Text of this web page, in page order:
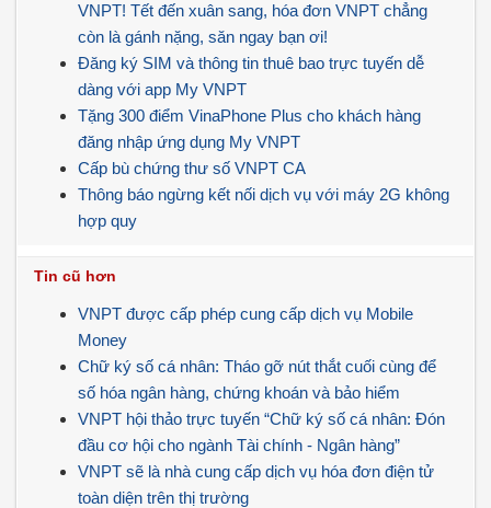
VNPT! Tết đến xuân sang, hóa đơn VNPT chẳng
còn là gánh nặng, săn ngay bạn ơi!
Đăng ký SIM và thông tin thuê bao trực tuyến dễ
dàng với app My VNPT
Tặng 300 điểm VinaPhone Plus cho khách hàng
đăng nhập ứng dụng My VNPT
Cấp bù chứng thư số VNPT CA
Thông báo ngừng kết nối dịch vụ với máy 2G không
hợp quy
Tin cũ hơn
VNPT được cấp phép cung cấp dịch vụ Mobile
Money
Chữ ký số cá nhân: Tháo gỡ nút thắt cuối cùng để
số hóa ngân hàng, chứng khoán và bảo hiểm
VNPT hội thảo trực tuyến “Chữ ký số cá nhân: Đón
đầu cơ hội cho ngành Tài chính - Ngân hàng”
VNPT sẽ là nhà cung cấp dịch vụ hóa đơn điện tử
toàn diện trên thị trường